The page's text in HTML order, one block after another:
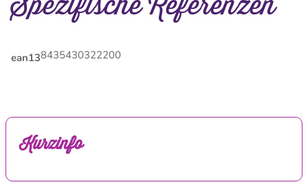
ean138435430322200
Kurzinfo